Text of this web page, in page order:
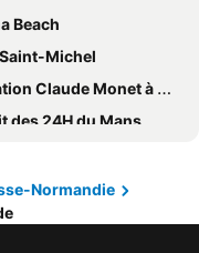
Beach
Michel
Claude Monet à Giverny
des 24H du Mans
van Honfleur
Fecamp
Normandie